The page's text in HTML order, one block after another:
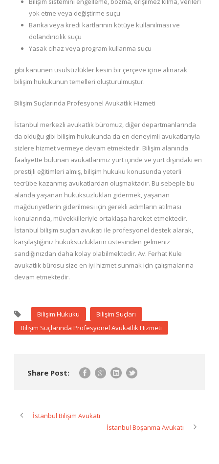
yok etme veya değiştirme suçu
Banka veya kredi kartlarının kötüye kullanılması ve
dolandırıcılık suçu
Yasak cihaz veya program kullanma suçu
gibi kanunen usulsüzlükler kesin bir çerçeve içine alınarak
bilişim hukukunun temelleri oluşturulmuştur.
Bilişim Suçlarında Profesyonel Avukatlık Hizmeti
İstanbul merkezli avukatlık büromuz, diğer departmanlarında
da olduğu gibi bilişim hukukunda da en deneyimli avukatlarıyla
sizlere hizmet vermeye devam etmektedir. Bilişim alanında
faaliyette bulunan avukatlarımız yurt içinde ve yurt dışındaki en
prestijli eğitimleri almış, bilişim hukuku konusunda yeterli
tecrübe kazanmış avukatlardan oluşmaktadır. Bu sebeple bu
alanda yaşanan hukuksuzlukları gidermek, yaşanan
mağduriyetlerin giderilmesi için gerekli adımların atılması
konularında, müvekkilleriyle ortaklaşa hareket etmektedir.
İstanbul bilişim suçları avukatı ile profesyonel destek alarak,
karşılaştığınız hukuksuzlukların üstesinden gelmeniz
sandığınızdan daha kolay olabilmektedir. Av. Ferhat Kule
avukatlık bürosu size en iyi hizmet sunmak için çalışmalarına
devam etmektedir.
Bilişim Hukuku
Bilişim Suçları
Bilişim Suçlarında Profesyonel Avukatlık Hizmeti
Share Post:
İstanbul Bilişim Avukatı
İstanbul Boşanma Avukatı